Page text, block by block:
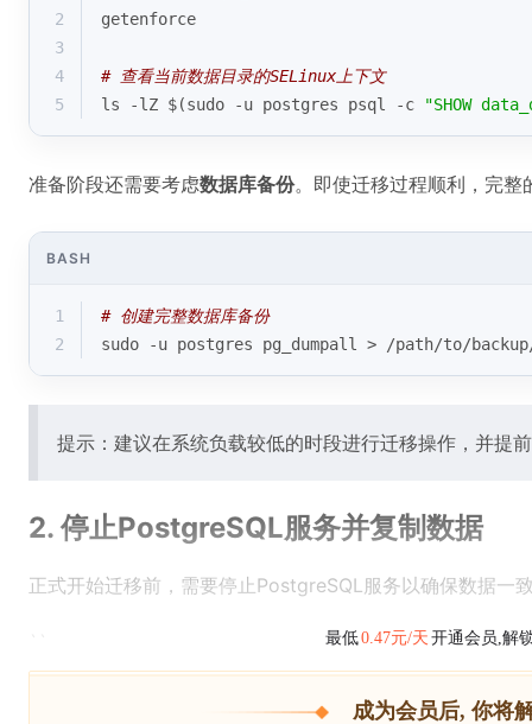
2
getenforce
3
4
# 查看当前数据目录的SELinux上下文
5
ls -lZ $(sudo -u postgres psql -c "SHOW
准备阶段还需要考虑数据库备份。即使迁移过程顺利，完整
BASH
1
# 创建完整数据库备份
2
sudo -u postgres pg_dumpall > /path/to/
提示：建议在系统负载较低的时段进行迁移操作，并提
2. 停止PostgreSQL服务并复制数据
正式开始迁移前，需要停止PostgreSQL服务以确保数据一
最低0.47元/天 开通会员,解
成为会员后, 你将